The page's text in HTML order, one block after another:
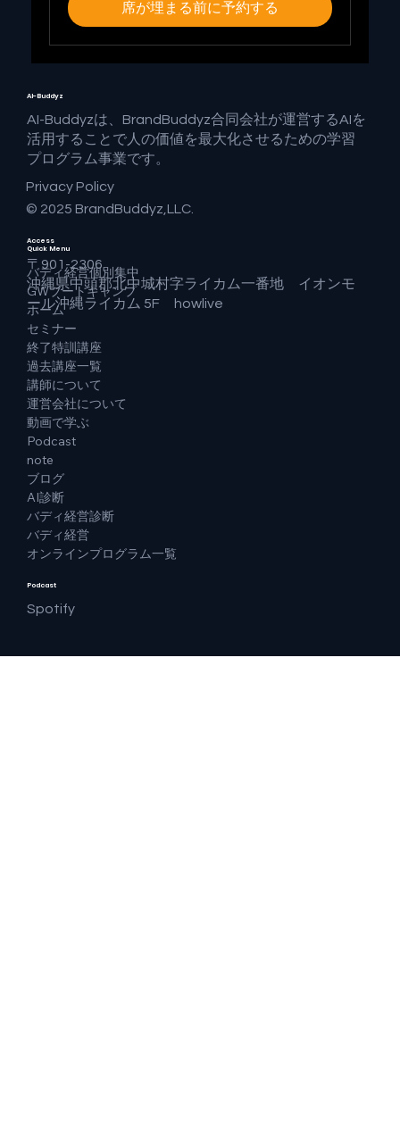
席が埋まる前に予約する
AI-Buddyz
AI-Buddyzは、BrandBuddyz合同会社が運営するAIを
活用することで人の価値を最大化させるための学習
プログラム事業です。
Privacy Policy
© 2025 BrandBuddyz,LLC.
Access
〒901-2306
沖縄県中頭郡北中城村字ライカム一番地 イオンモ
ール沖縄ライカム 5F howlive
Quick Menu
バディ経営個別集中
GWブートキャンプ
ホーム
セミナー
終了特訓講座
過去講座一覧
講師について
運営会社について
動画で学ぶ
Podcast
note
ブログ
AI診断
バディ経営診断
バディ経営
オンラインプログラム一覧
Podcast
Spotify